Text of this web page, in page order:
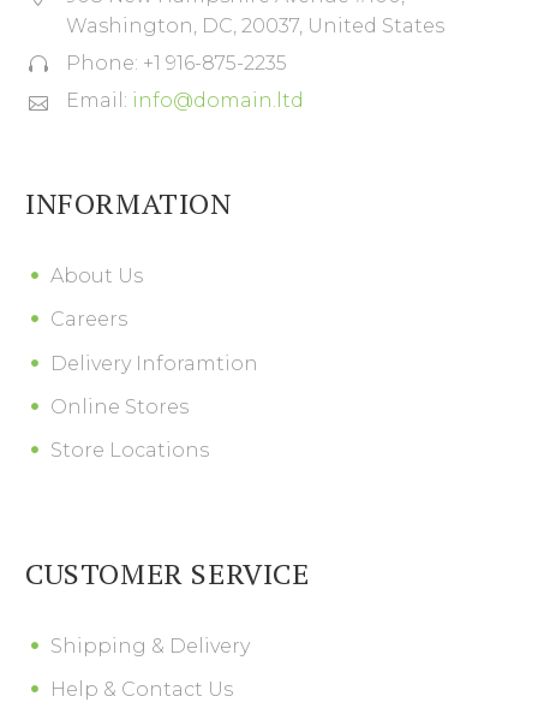
Washington, DC, 20037, United States

 Phone: +1 916-875-2235

 Email: info@domain.ltd
INFORMATION
About Us
Careers
Delivery Inforamtion
Online Stores
Store Locations
CUSTOMER SERVICE
Shipping & Delivery
Help & Contact Us